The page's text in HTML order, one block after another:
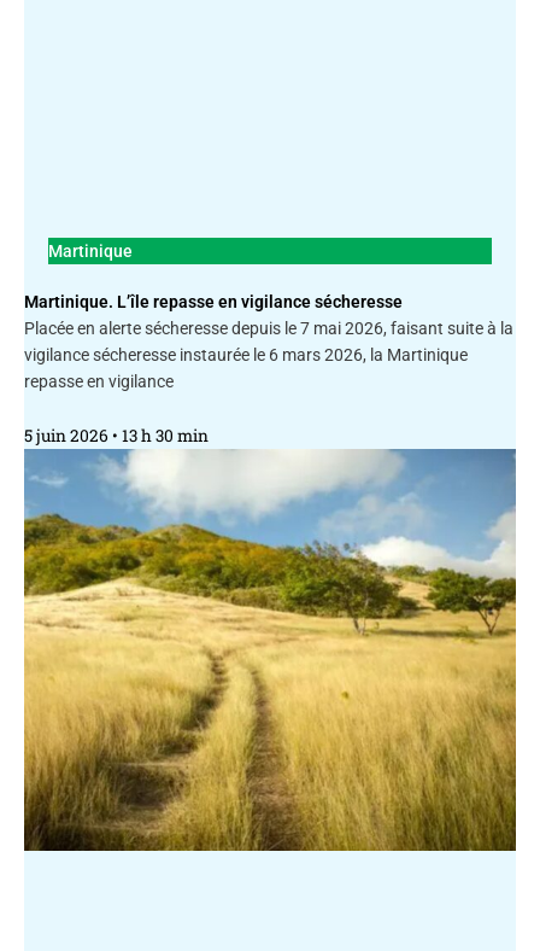
Martinique
Martinique. L’île repasse en vigilance sécheresse
Placée en alerte sécheresse depuis le 7 mai 2026, faisant suite à la
vigilance sécheresse instaurée le 6 mars 2026, la Martinique
repasse en vigilance
5 juin 2026 13 h 30 min